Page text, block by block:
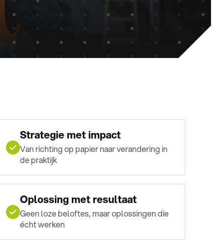
Strategie met impact
Van richting op papier naar verandering in
de praktijk
Oplossing met resultaat
Geen loze beloftes, maar oplossingen die
écht werken